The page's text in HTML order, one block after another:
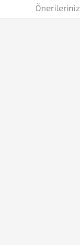
Önerileriniz